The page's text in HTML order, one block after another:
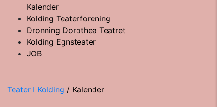
Kalender
Kolding Teaterforening
Dronning Dorothea Teatret
Kolding Egnsteater
JOB
Teater I Kolding / Kalender